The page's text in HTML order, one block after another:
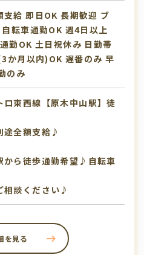
支給 即日OK 長期歓迎 ブ
自転車通勤OK 週4日以上
勤OK 土日祝休み 日勤帯
か月以内)OK 遅番のみ 早
のみ
東西線【原木中山駅】徒
全額支給♪
ら徒歩通勤希望♪自転車
相談ください♪
を見る